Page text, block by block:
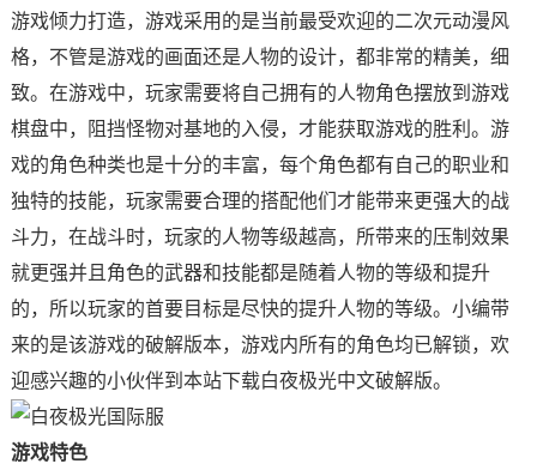
游戏倾力打造，游戏采用的是当前最受欢迎的二次元动漫风
格，不管是游戏的画面还是人物的设计，都非常的精美，细
致。在游戏中，玩家需要将自己拥有的人物角色摆放到游戏
棋盘中，阻挡怪物对基地的入侵，才能获取游戏的胜利。游
戏的角色种类也是十分的丰富，每个角色都有自己的职业和
独特的技能，玩家需要合理的搭配他们才能带来更强大的战
斗力，在战斗时，玩家的人物等级越高，所带来的压制效果
就更强并且角色的武器和技能都是随着人物的等级和提升
的，所以玩家的首要目标是尽快的提升人物的等级。小编带
来的是该游戏的破解版本，游戏内所有的角色均已解锁，欢
迎感兴趣的小伙伴到本站下载白夜极光中文破解版。
游戏特色